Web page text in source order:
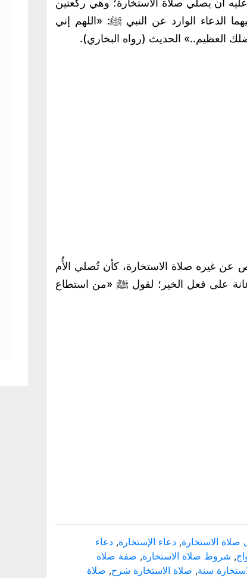
أن يصلي صلاة الاستخارة؛ وهي ركعتين
الدعاء الوارد عن النبي ﷺ: «اللهم إني
العظيم..» الحديث (رواه البخاري).
عن غيره صلاة الاستخارة، كأن تُصلي الأُم
على فعل الخير؛ لقول ﷺ «من استطاع
صلاة الاستخارة, دعاء الإستخارة, دعاء
, شروط صلاة الاستخارة, صفة صلاة
سنة, صلاة الاستخارة شرح, صلاة